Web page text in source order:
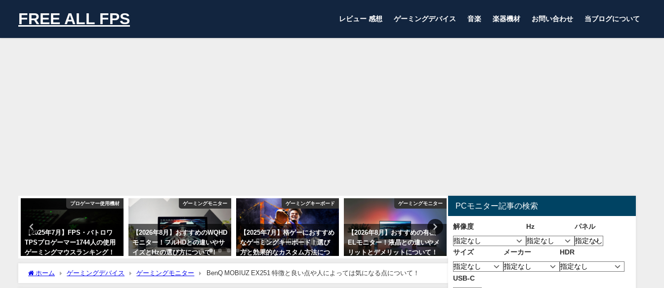
FREE ALL FPS レビュー 感想 ゲーミングデバイス 音楽 楽器機材 お問い合わせ 当ブログについて
プロゲーマー使用機材
【2025年7月】FPS・バトロワ
TPSプロゲーマー1744人の使用
ゲーミングマウスランキング！
人気メーカーとモデルを紹介！
2025年7月2日
ゲーミングモニター
【2026年8月】おすすめのWQHD
モニター！フルHDとの違いやサ
イズとHzの選び方について！
ゲーミングキーボード
【2025年7月】格ゲーにおすすめ
なゲーミングキーボード！選び
方と効果的なカスタム方法につ
いて！【スト6/鉄拳8】
2025年7月25日
ゲーミングモニター
【2026年8月】おすすめの有機
ELモニター！液晶との違いやメ
リットとデメリットについて！
【OLED】
2026年8月6日
ゲーミングチェア
グチェア11選！ デスクチェアと
の違いやメリットと選び方につ
いて！
2025年7月22日
ルモード対応4K/フルHDモニタ
ー！二つの解像度で用途に合わ
せて使い分けられる！
ホーム ゲーミングデバイス ゲーミングモニター BenQ MOBIUZ EX251 特徴と良い点や人によっては気になる点について！
PCモニター記事の検索
解像度 Hz パネル
サイズ メーカー HDR
USB-C